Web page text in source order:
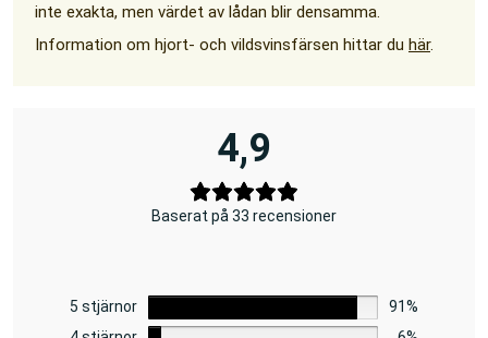
inte exakta, men värdet av lådan blir densamma.
Information om hjort- och vildsvinsfärsen hittar du här.
4,9
Baserat på 33 recensioner
5 stjärnor
91%